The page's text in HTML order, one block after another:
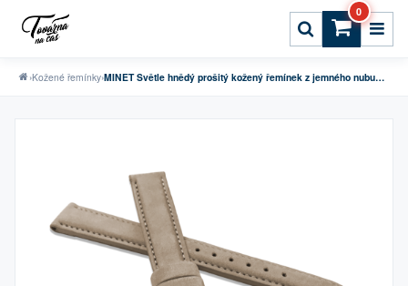
0
›Kožené řemínky› MINET Světle hnědý prošitý kožený řemínek z jemného nubuku - 16